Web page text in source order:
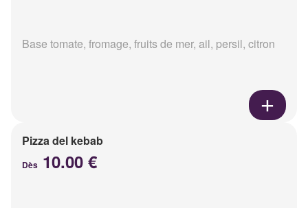
Base tomate, fromage, fruits de mer, ail, persil, citron
Pizza del kebab
Dès 10.00 €